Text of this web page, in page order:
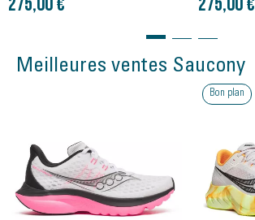
275,00 € 275,00 €
Meilleures ventes Saucony
Bon plan